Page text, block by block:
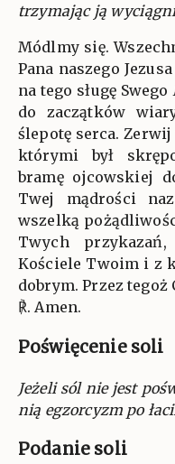
trzymając ją
Módlmy się.
Pana naszego
na tego sługę Swego
do zaczątków
ślepotę serca.
którymi był
bramę ojcowskiej
Twej mądrości
wszelką
Twych
Kościele Twoim i z
dobrym. Przez tegoż
℟. Amen.
Poświęcenie soli
Jeżeli sól nie jest
nią egzorcyzm po
Podanie soli